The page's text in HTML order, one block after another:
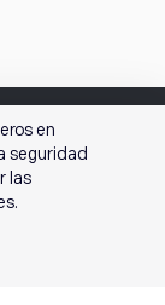
en
seguridad
las